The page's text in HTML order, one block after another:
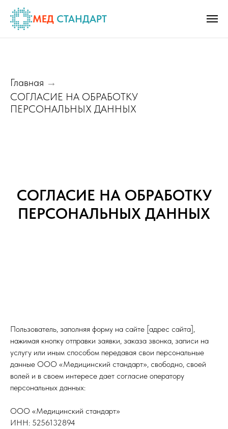
МЕД СТАНДАРТ
Главная →
СОГЛАСИЕ НА ОБРАБОТКУ
ПЕРСОНАЛЬНЫХ ДАННЫХ
СОГЛАСИЕ НА ОБРАБОТКУ
ПЕРСОНАЛЬНЫХ ДАННЫХ
Пользователь, заполняя форму на сайте [адрес сайта],
нажимая кнопку отправки заявки, заказа звонка, записи на
услугу или иным способом передавая свои персональные
данные ООО «Медицинский стандарт», свободно, своей
волей и в своем интересе дает согласие оператору
персональных данных:
ООО «Медицинский стандарт»
ИНН: 5256132894